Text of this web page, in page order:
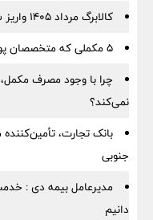
کالابرگ مرداد ۱۴۰۵ واریز شد + جدول کامل
۵ مکملی که متخصصان پوست بیشتر از بقیه توصیه می‌کنند
چرا با وجود مصرف
نمی‌کند؟
جنوبی
مدیرعامل بیمه دی :
دانیم